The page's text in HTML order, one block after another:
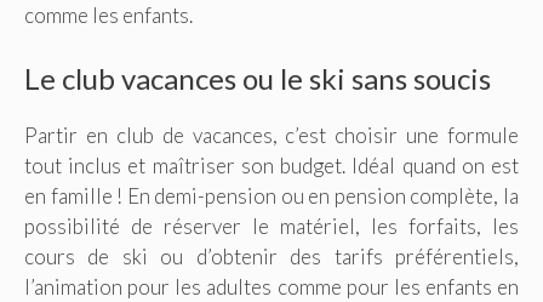
comme les enfants.
Le club vacances ou le ski sans soucis
Partir en club de vacances, c’est choisir une formule
tout inclus et maîtriser son budget. Idéal quand on est
en famille ! En demi-pension ou en pension complète, la
possibilité de réserver le matériel, les forfaits, les
cours de ski ou d’obtenir des tarifs préférentiels,
l’animation pour les adultes comme pour les enfants en